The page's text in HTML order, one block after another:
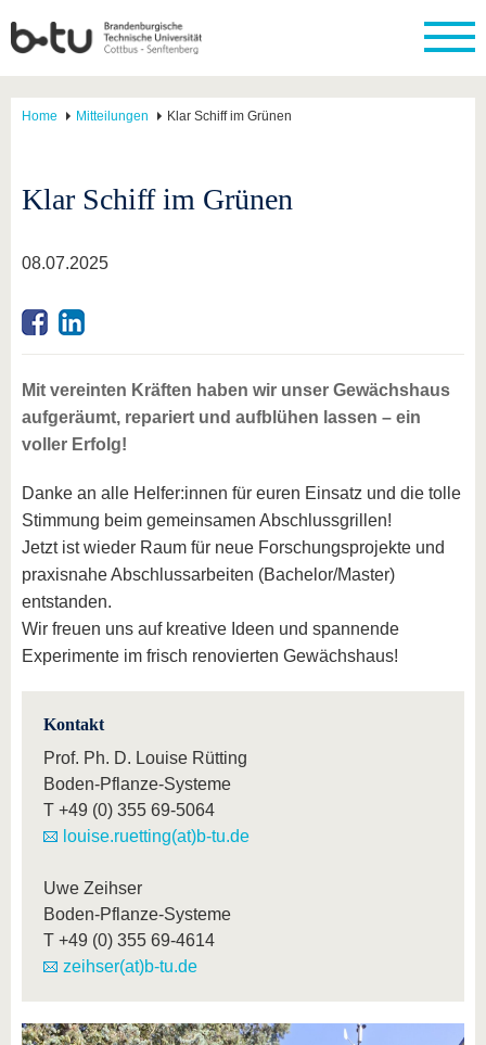
Home Mitteilungen Klar Schiff im Grünen
Klar Schiff im Grünen
08.07.2025
Mit vereinten Kräften haben wir unser Gewächshaus
aufgeräumt, repariert und aufblühen lassen – ein
voller Erfolg!
Danke an alle Helfer:innen für euren Einsatz und die tolle
Stimmung beim gemeinsamen Abschlussgrillen!
Jetzt ist wieder Raum für neue Forschungsprojekte und
praxisnahe Abschlussarbeiten (Bachelor/Master)
entstanden.
Wir freuen uns auf kreative Ideen und spannende
Experimente im frisch renovierten Gewächshaus!
Kontakt
Prof. Ph. D. Louise Rütting
Boden-Pflanze-Systeme
T +49 (0) 355 69-5064
louise.ruetting(at)b-tu.de
Uwe Zeihser
Boden-Pflanze-Systeme
T +49 (0) 355 69-4614
zeihser(at)b-tu.de